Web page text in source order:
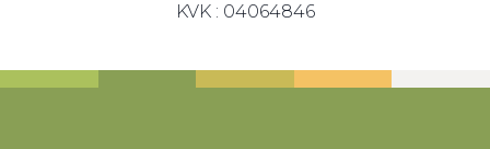
KVK : 04064846